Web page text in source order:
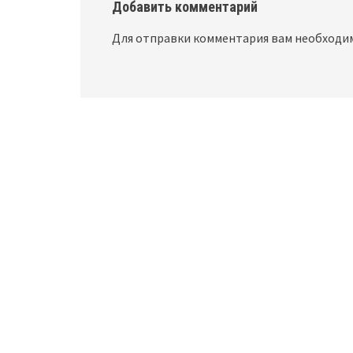
Добавить комментарий
Для отправки комментария вам